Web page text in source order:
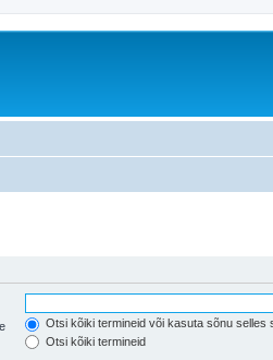
Otsi kõiki termineid või kasuta sõnu selles
Otsi kõiki termineid